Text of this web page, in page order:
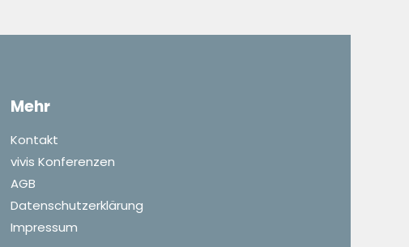
Mehr
Kontakt
vivis Konferenzen
AGB
Datenschutzerklärung
Impressum